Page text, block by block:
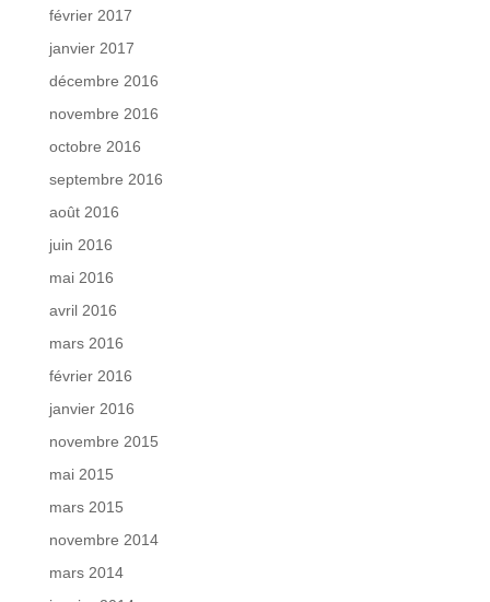
février 2017
janvier 2017
décembre 2016
novembre 2016
octobre 2016
septembre 2016
août 2016
juin 2016
mai 2016
avril 2016
mars 2016
février 2016
janvier 2016
novembre 2015
mai 2015
mars 2015
novembre 2014
mars 2014